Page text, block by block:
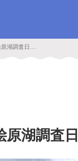
手島さんの桧原湖調査日誌【2024年9月14日～15日】
原湖調査